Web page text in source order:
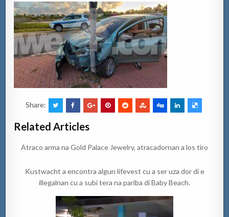
Share:
Related Articles
Atraco arma na Gold Palace Jewelry, atracadornan a los tiro
Kustwacht a encontra algun lifevest cu a ser uza dor di e
illegalnan cu a subi tera na pariba di Baby Beach.